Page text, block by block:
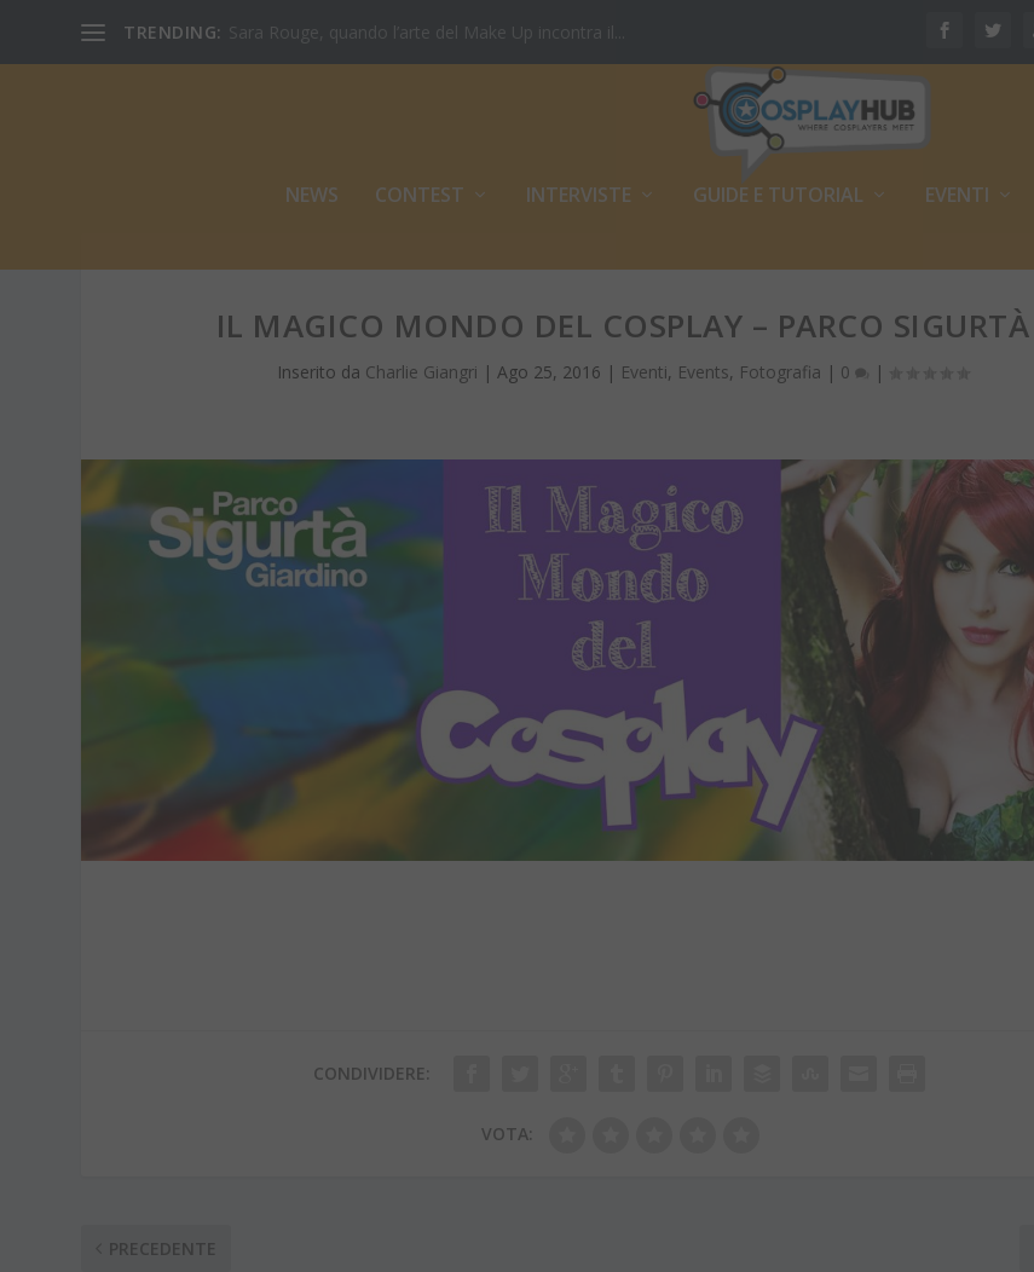
TRENDING: Sara Rouge, quando l’arte del Make Up incontra il...
NEWS CONTEST INTERVISTE GUIDE E TUTORIAL EVENTI
IL MAGICO MONDO DEL COSPLAY – PARCO SIGURTÀ
Inserito da Charlie Giangri | Ago 25, 2016 | Eventi, Events, Fotografia | 0 |
CONDIVIDERE:
VOTA:
PRECEDENTE